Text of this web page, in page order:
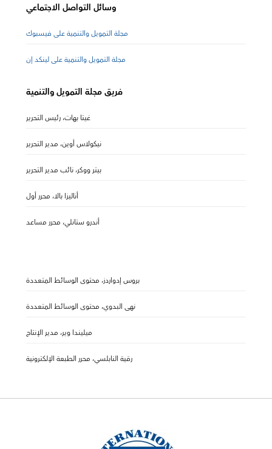
وسائل التواصل الاجتماعي
مجلة التمويل والتنمية على فيسبوك
مجلة التمويل والتنمية على لينكد إن
فريق مجلة التمويل والتنمية
غيتا بهات، رئيس التحرير
نيكولاس أوين، مدير التحرير
بيتر ووكر، نائب مدير التحرير
أناليزا بالا، محرر أول
أندرو ستانلي، محرر مساعد
بروس إدواردز، محتوى الوسائط المتعددة
نهى البدوي، محتوى الوسائط المتعددة
ميليندا وير، مدير الإنتاج
رقية النابلسي، محرر الطبعة الإلكترونية